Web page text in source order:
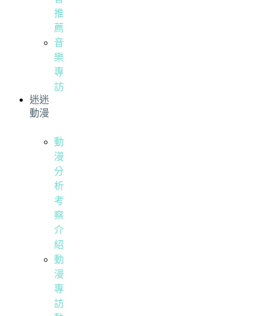
推
薦
音
樂
專
訪
迷迷
動漫
動
漫
分
析
考
察
介
紹
動
漫
專
訪